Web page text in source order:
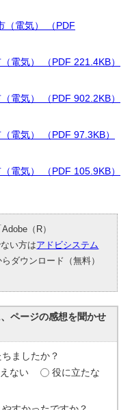
（電気） （PDF
電気） （PDF 221.4KB）
電気） （PDF 902.2KB）
電気） （PDF 97.3KB）
電気） （PDF 105.9KB）
（R）
い方はアドビシステム
らダウンロード（無料）
ページの感想を聞かせ
ましたか？
ない
役に立たな